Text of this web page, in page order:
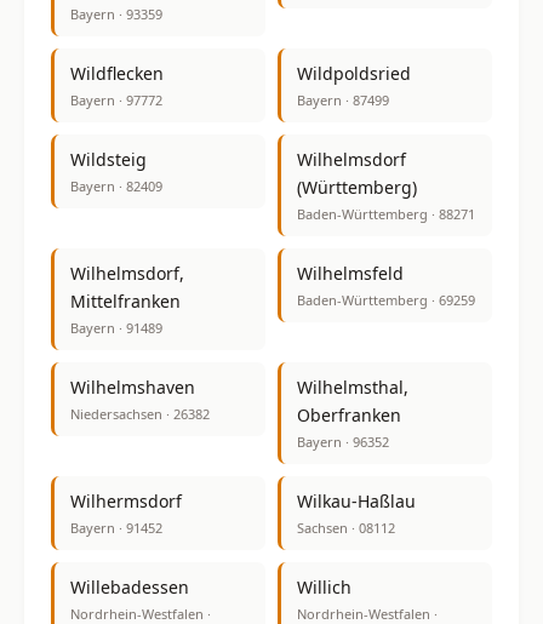
Bayern · 93359
Wildflecken
Bayern · 97772
Wildpoldsried
Bayern · 87499
Wildsteig
Bayern · 82409
Wilhelmsdorf
(Württemberg)
Baden-Württemberg · 88271
Wilhelmsdorf,
Mittelfranken
Bayern · 91489
Wilhelmsfeld
Baden-Württemberg · 69259
Wilhelmshaven
Niedersachsen · 26382
Wilhelmsthal,
Oberfranken
Bayern · 96352
Wilhermsdorf
Bayern · 91452
Wilkau-Haßlau
Sachsen · 08112
Willebadessen
Nordrhein-Westfalen ·
Willich
Nordrhein-Westfalen ·